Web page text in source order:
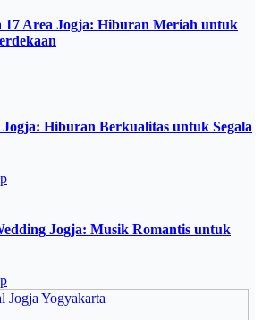
17 Area Jogja: Hiburan Meriah untuk
Hiburan Berkualitas untuk Segala
Jogja: Musik Romantis untuk